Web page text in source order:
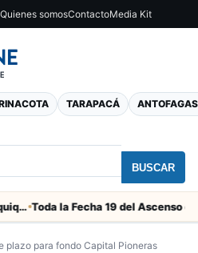
Quienes somosContactoMedia Kit
TARAPACÁ
BUSCAR
la Fecha 19 del Ascenso que
plazo para fondo Capital Pioneras